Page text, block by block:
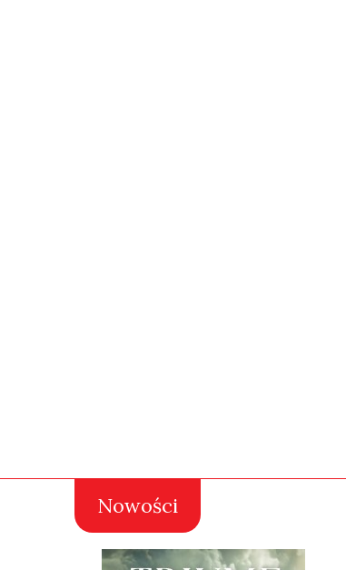
Nowości